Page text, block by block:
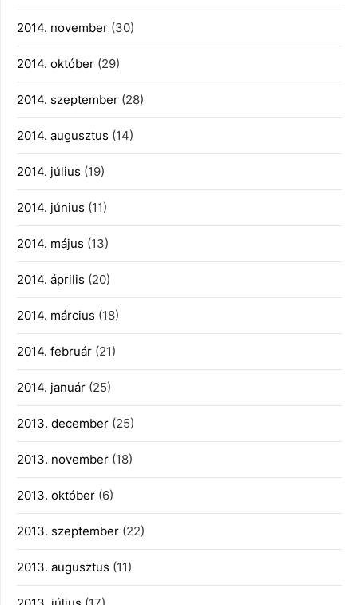
2014. november (30)
2014. október (29)
2014. szeptember (28)
2014. augusztus (14)
2014. július (19)
2014. június (11)
2014. május (13)
2014. április (20)
2014. március (18)
2014. február (21)
2014. január (25)
2013. december (25)
2013. november (18)
2013. október (6)
2013. szeptember (22)
2013. augusztus (11)